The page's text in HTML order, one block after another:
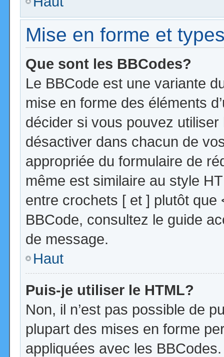
Mise en forme et
Que sont les BBCodes?
Le BBCode est une variante
mise en forme des éléments
décider si vous pouvez
désactiver dans chacun de
appropriée du formulaire de
même est similaire au style
entre crochets [ et ] plutôt que
BBCode, consultez le guide
de message.
Haut
Puis-je utiliser le HTML?
Non, il n’est pas possible de
plupart des mises en forme
appliquées avec les BBCodes.